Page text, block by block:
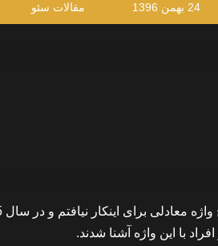
24 بهمن 1396 مقالات سئو
با این واژه آشنا شدند.